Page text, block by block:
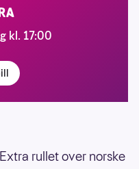
kl. 17:00
rullet over norske